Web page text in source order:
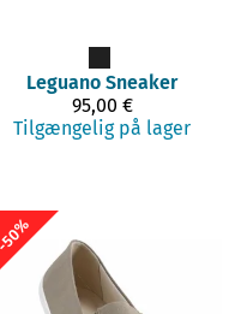
Leguano Sneaker
95,00 €
Tilgængelig på lager
-50%